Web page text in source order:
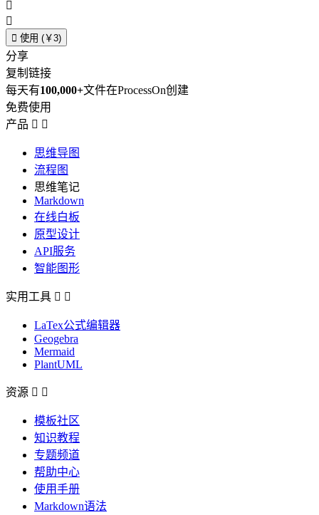


 使用 (￥3)
分享
复制链接
每天有100,000+文件在ProcessOn创建
免费使用
产品  
思维导图
流程图
思维笔记
Markdown
在线白板
原型设计
API服务
智能图形
实用工具  
LaTex公式编辑器
Geogebra
Mermaid
PlantUML
资源  
模板社区
知识教程
专题频道
帮助中心
使用手册
Markdown语法